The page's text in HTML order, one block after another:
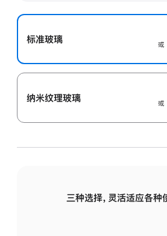
标准玻璃
或
纳米纹理玻璃
或
三种选择，灵活适应各种